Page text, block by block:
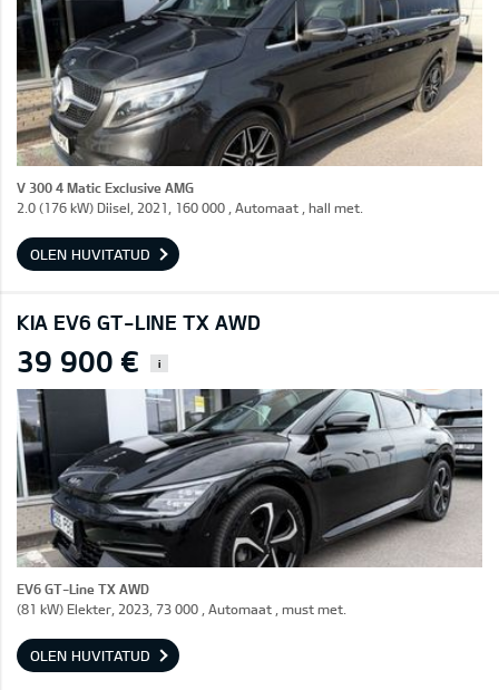
V 300 4 Matic Exclusive AMG
2.0 (176 kW) Diisel, 2021, 160 000 , Automaat , hall met.
OLEN HUVITATUD
KIA EV6 GT-LINE TX AWD
39 900 € i
EV6 GT-Line TX AWD
(81 kW) Elekter, 2023, 73 000 , Automaat , must met.
OLEN HUVITATUD